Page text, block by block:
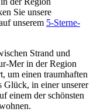
Sie unsere
unserem 5-Sterne-
Strand und
Mer in der Region
um einen traumhaften
Glück, in einer unserer
einem der schönsten